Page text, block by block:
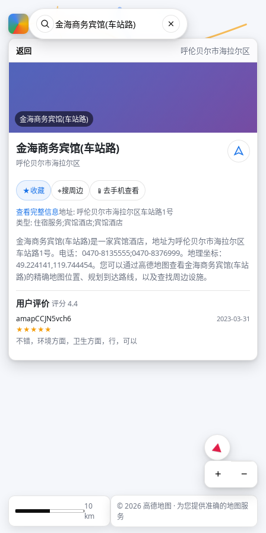
返回 呼伦贝尔市海拉尔区
金海商务宾馆(车站路)
金海商务宾馆(车站路)
呼伦贝尔市海拉尔区
★收藏 ⌖搜周边 📱 去手机查看
查看完整信息地址: 呼伦贝尔市海拉尔区车站路1号
类型: 住宿服务;宾馆酒店;宾馆酒店
金海商务宾馆(车站路)是一家宾馆酒店，地址为呼伦贝尔市海拉尔区
车站路1号。电话：0470-8135555;0470-8376999。地理坐标：
49.224141,119.744454。您可以通过高德地图查看金海商务宾馆(车站
路)的精确地图位置、规划到达路线，以及查找周边设施。
用户评价评分 4.4
amapCCJN5vch6
2023-03-31
★★★★★
不错，环境方面，卫生方面，行，可以
+ −
10
km
© 2026 高德地图 · 为您提供准确的地图服
务